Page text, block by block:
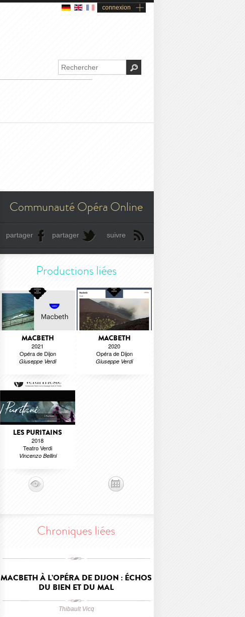
connexion
Communauté Opéra Online
partager partager suivre
Productions liées
MACBETH
2021
Opéra de Dijon
Giuseppe Verdi
MACBETH
2020
Opéra de Dijon
Giuseppe Verdi
LES PURITAINS
2018
Teatro Verdi
Vincenzo Bellini
Chroniques liées
MACBETH À L’OPÉRA DE DIJON : ÉCHOS
DU BIEN ET DU MAL
Thibault Vicq